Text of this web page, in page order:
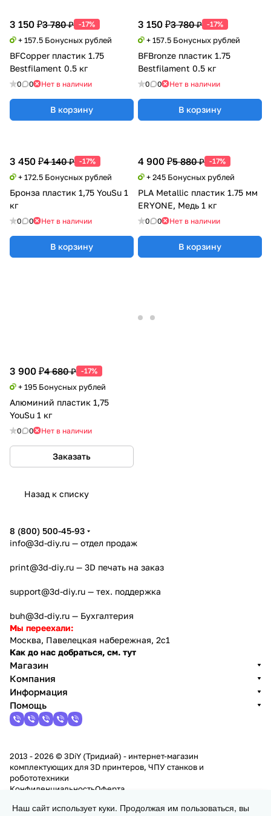
3 150 ₽3 780 ₽ -17%
+ 157.5 Бонусных рублей
BFCopper пластик 1.75
Bestfilament 0.5 кг
0 0 Нет в наличии
В корзину
3 150 ₽3 780 ₽ -17%
+ 157.5 Бонусных рублей
BFBronze пластик 1.75
Bestfilament 0.5 кг
0 0 Нет в наличии
В корзину
3 450 ₽4 140 ₽ -17%
+ 172.5 Бонусных рублей
Бронза пластик 1,75 YouSu 1
кг
0 0 Нет в наличии
В корзину
4 900 ₽5 880 ₽ -17%
+ 245 Бонусных рублей
PLA Metallic пластик 1.75 мм
ERYONE, Медь 1 кг
0 0 Нет в наличии
В корзину
3 900 ₽4 680 ₽ -17%
+ 195 Бонусных рублей
Алюминий пластик 1,75
YouSu 1 кг
0 0 Нет в наличии
Заказать
Назад к списку
8 (800) 500-45-93
info@3d-diy.ru — отдел продаж
print@3d-diy.ru — 3D печать на заказ
support@3d-diy.ru — тех. поддержка
buh@3d-diy.ru — Бухгалтерия
Мы переехали:
Москва, Павелецкая набережная, 2с1
Как до нас добраться, см. тут
Магазин
Компания
Информация
Помощь
2013 - 2026 © 3DiY (Тридиай) - интернет-магазин
комплектующих для 3D принтеров, ЧПУ станков и
робототехники
КонфиденциальностьОферта
Наш сайт использует куки. Продолжая им пользоваться, вы